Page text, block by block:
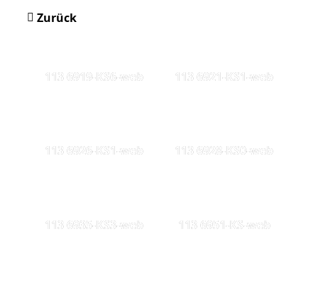
Zurück
113 6919-KS6-web 113 6921-KS1-web
113 6926-KS1-web 113 6928-KS0-web
113 6935-KS3-web 113 6951-KS-web